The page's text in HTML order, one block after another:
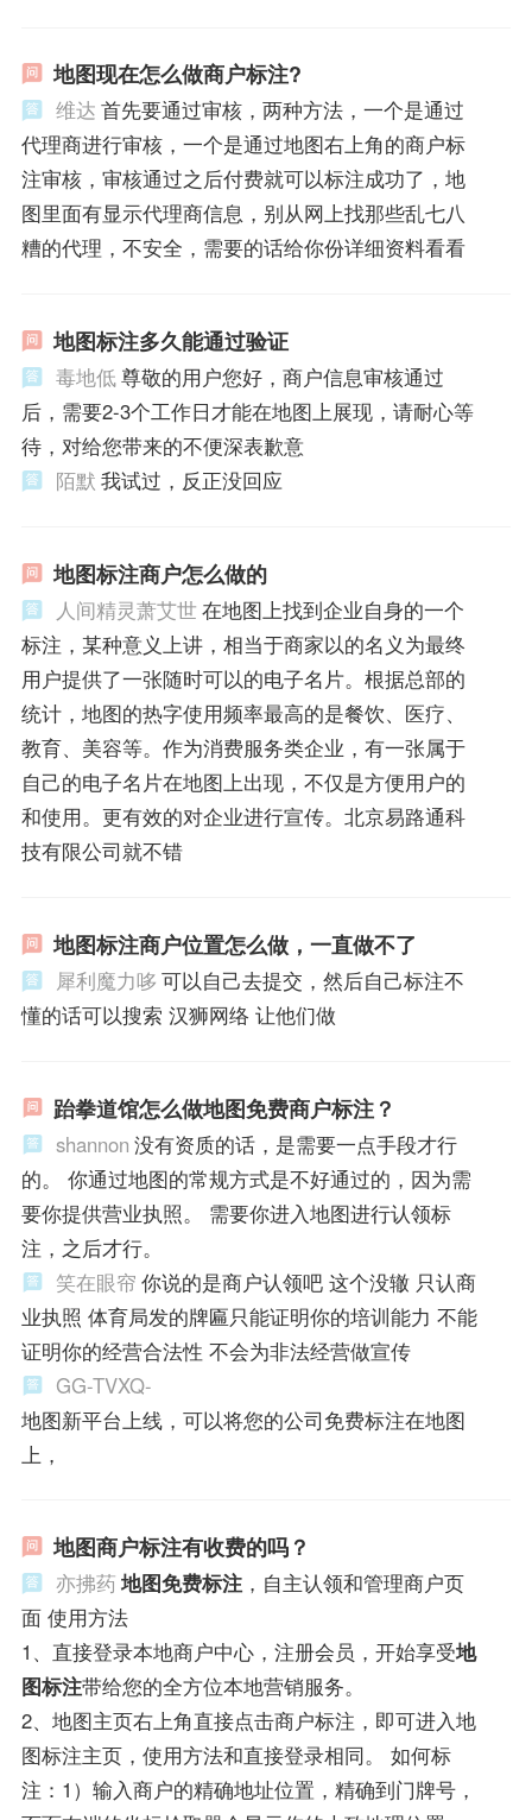
地图现在怎么做商户标注?
维达 首先要通过审核，两种方法，一个是通过
代理商进行审核，一个是通过地图右上角的商户标
注审核，审核通过之后付费就可以标注成功了，地
图里面有显示代理商信息，别从网上找那些乱七八
糟的代理，不安全，需要的话给你份详细资料看看
地图标注多久能通过验证
毒地低尊敬的用户您好，商户信息审核通过
后，需要2-3个工作日才能在地图上展现，请耐心等
待，对给您带来的不便深表歉意
陌默 我试过，反正没回应
地图标注商户怎么做的
人间精灵萧艾世 在地图上找到企业自身的一个
标注，某种意义上讲，相当于商家以的名义为最终
用户提供了一张随时可以的电子名片。根据总部的
统计，地图的热字使用频率最高的是餐饮、医疗、
教育、美容等。作为消费服务类企业，有一张属于
自己的电子名片在地图上出现，不仅是方便用户的
和使用。更有效的对企业进行宣传。北京易路通科
技有限公司就不错
地图标注商户位置怎么做，一直做不了
犀利魔力哆 可以自己去提交，然后自己标注不
懂的话可以搜索 汉狮网络 让他们做
跆拳道馆怎么做地图免费商户标注？
shannon 没有资质的话，是需要一点手段才行
的。 你通过地图的常规方式是不好通过的，因为需
要你提供营业执照。 需要你进入地图进行认领标
注，之后才行。
笑在眼帘 你说的是商户认领吧 这个没辙 只认商
业执照 体育局发的牌匾只能证明你的培训能力 不能
证明你的经营合法性 不会为非法经营做宣传
GG-TVXQ-
地图新平台上线，可以将您的公司免费标注在地图
上，
地图商户标注有收费的吗？
亦拂药 地图免费标注，自主认领和管理商户页
面 使用方法
1、直接登录本地商户中心，注册会员，开始享受地
图标注带给您的全方位本地营销服务。
2、地图主页右上角直接点击商户标注，即可进入地
图标注主页，使用方法和直接登录相同。 如何标
注：1）输入商户的精确地址位置，精确到门牌号，